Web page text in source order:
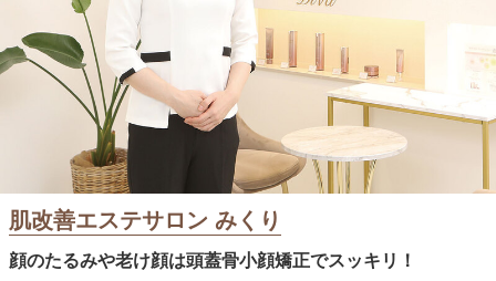
肌改善エステサロン みくり
顔のたるみや老け顔は頭蓋骨小顔矯正でスッキリ！